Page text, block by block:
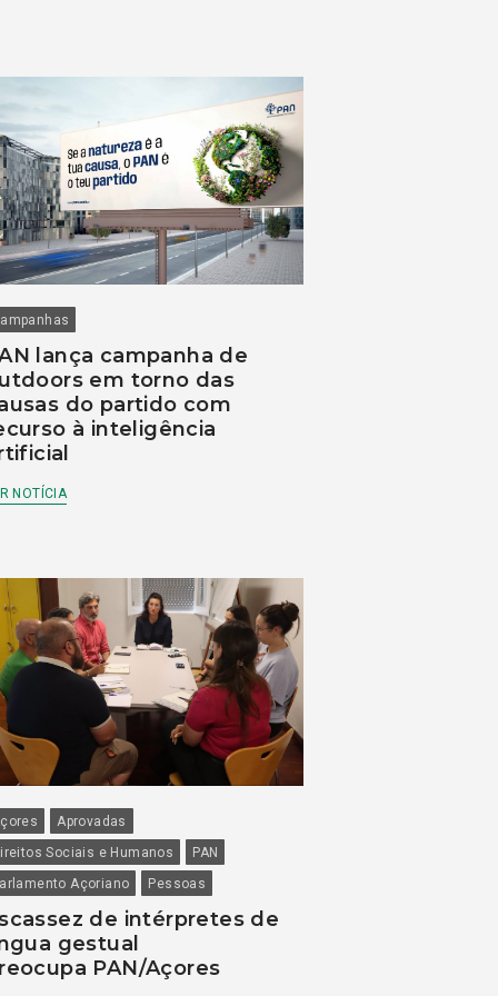
lança campanha de
em torno das
do partido com
à inteligência
NOTÍCIA
Aprovadas
Sociais e Humanos
PAN
Açoriano
Pessoas
de intérpretes de
gestual
PAN/Açores